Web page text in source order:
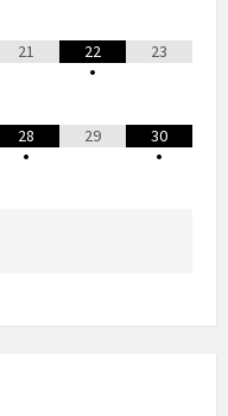
21
22
•
23
28
•
29
30
•